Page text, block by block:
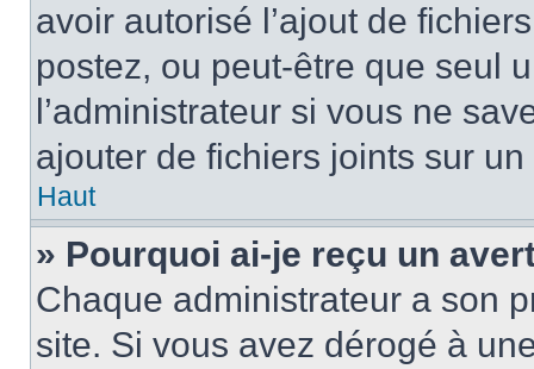
avoir autorisé l’ajout de
postez, ou peut-être que seul
l’administrateur si vous ne
ajouter de fichiers joints sur un
Haut
» Pourquoi ai-je reçu un
Chaque administrateur a son
site. Si vous avez dérogé à